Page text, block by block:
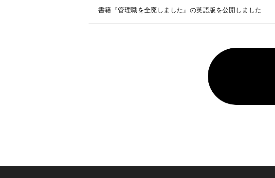
書籍『管理職を全廃しました』の英語版を公開しました